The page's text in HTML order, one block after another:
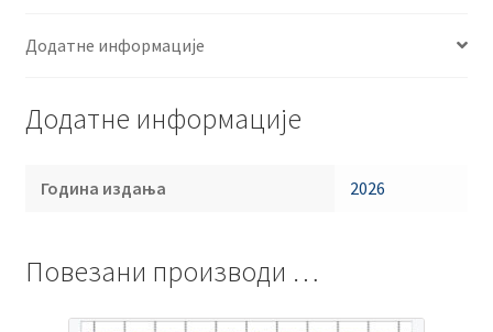
Додатне информације
Додатне информације
Година издања 2026
Повезани производи …